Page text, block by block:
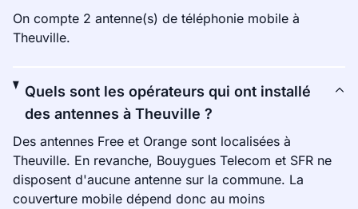
On compte 2 antenne(s) de téléphonie mobile à
Theuville.
Quels sont les opérateurs qui ont installé
des antennes à Theuville ?
Des antennes Free et Orange sont localisées à
Theuville. En revanche, Bouygues Telecom et SFR ne
disposent d'aucune antenne sur la commune. La
couverture mobile dépend donc au moins